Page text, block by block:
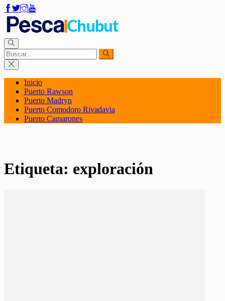
Inicio
Puerto Rawson
Puerto Madryn
Puerto Comodoro Rivadavia
Puerto Camarones
Etiqueta: exploración